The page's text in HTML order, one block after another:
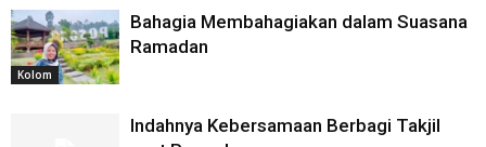
Kolom
Bahagia Membahagiakan dalam Suasana
Ramadan
Indahnya Kebersamaan Berbagi Takjil